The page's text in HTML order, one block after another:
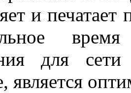
и
время
для
является